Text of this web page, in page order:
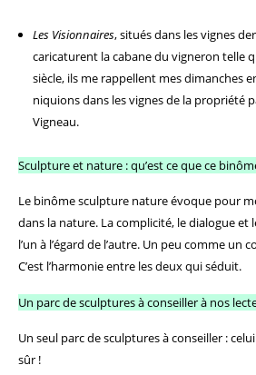
Les Visionnaires, situés dans les vignes
caricaturent la cabane du vigneron telle
siècle, ils me rappellent mes dimanches
niquions dans les vignes de la propriété
Vigneau.
Sculpture et nature : qu’est ce que ce
Le binôme sculpture nature évoque pour
dans la nature. La complicité, le dialogue et
l’un à l’égard de l’autre. Un peu comme un
C’est l’harmonie entre les deux qui séduit.
Un parc de sculptures à conseiller à nos
Un seul parc de sculptures à conseiller :
sûr !